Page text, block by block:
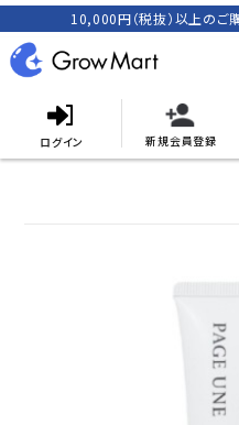
10,000円（税抜）以上のご
ログイン 新規会員登録
新